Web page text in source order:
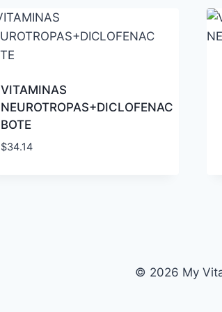
VITAMINAS
NEUROTROPAS+DICLOFENAC
BOTE
$34.14
© 2026 My